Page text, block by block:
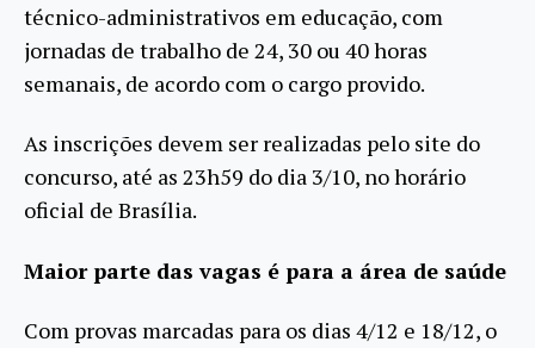
técnico-administrativos em educação, com
jornadas de trabalho de 24, 30 ou 40 horas
semanais, de acordo com o cargo provido.
As inscrições devem ser realizadas pelo site do
concurso, até as 23h59 do dia 3/10, no horário
oficial de Brasília.
Maior parte das vagas é para a área de saúde
Com provas marcadas para os dias 4/12 e 18/12, o